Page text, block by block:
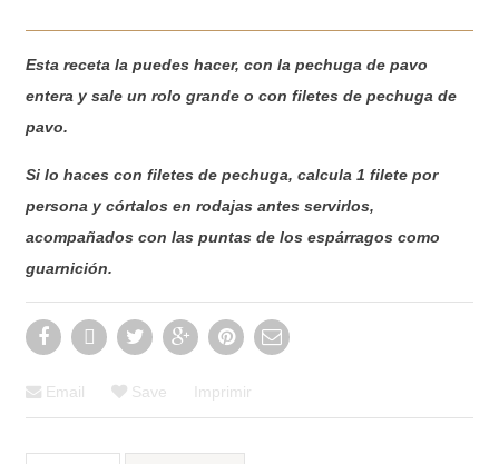
Esta receta la puedes hacer, con la pechuga de pavo
entera y sale un rolo grande o con filetes de pechuga de
pavo.
Si lo haces con filetes de pechuga, calcula 1 filete por
persona y córtalos en rodajas antes servirlos,
acompañados con las puntas de los espárragos como
guarnición.
Email Save Imprimir